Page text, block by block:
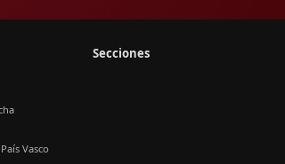
País Vasco
Secciones